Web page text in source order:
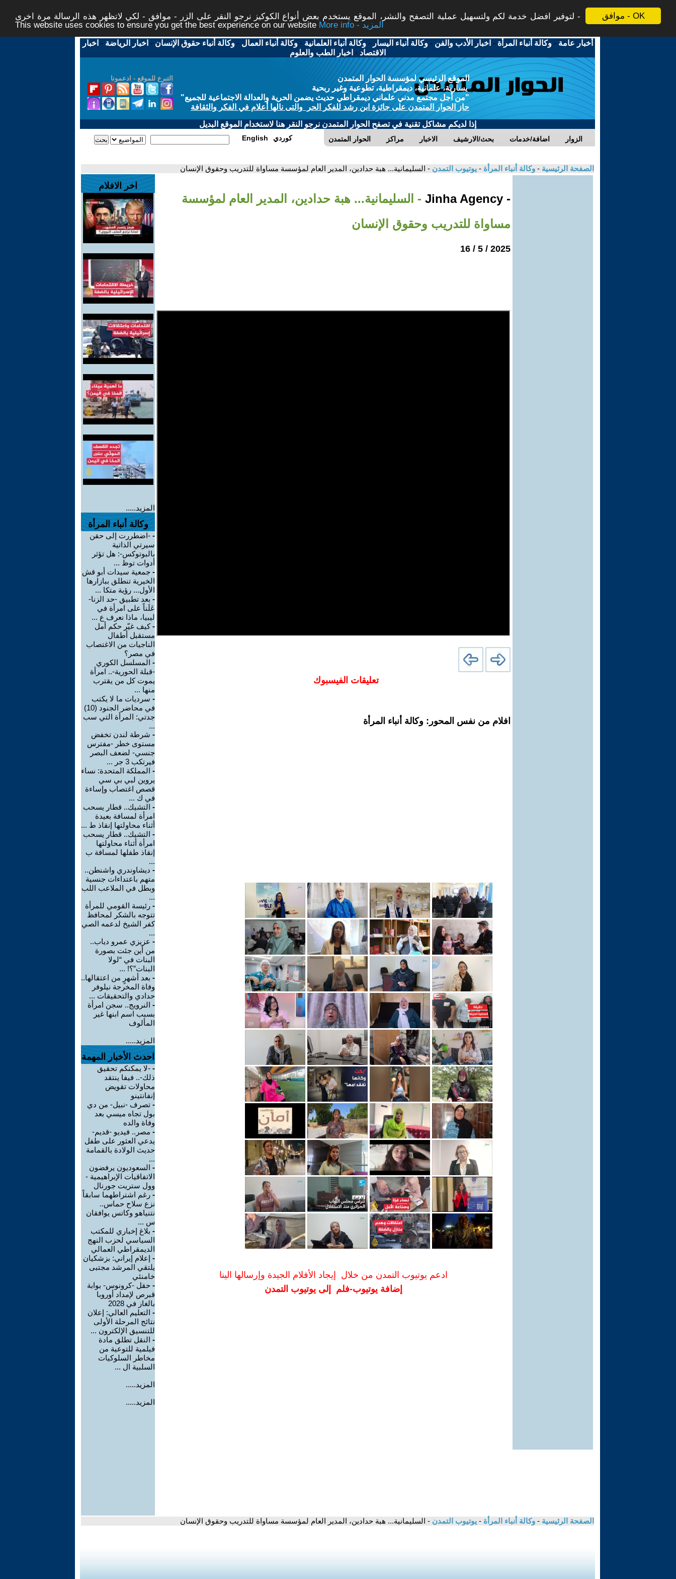
موافق - OK
لتوفير افضل خدمة لكم ولتسهيل عملية التصفح والنشر، الموقع يستخدم بعض أنواع الكوكيز نرجو النقر على الزر - موافق - لكي لاتظهر هذه الرسالة مرة اخرى -
This website uses cookies to ensure you get the best experience on our website
More info - المزيد
أخبار عامة -وكالة أنباء المرأة - اخبار الأدب والفن -وكالة أنباء اليسار -وكالة أنباء العلمانية -وكالة أنباء العمال -وكالة أنباء حقوق الإنسان - اخبار الرياضة - اخبار
الاقتصاد - اخبار الطب والعلوم
التبرع للموقع - ادعمونا
الموقع الرئيسي لمؤسسة الحوار المتمدن
يسارية، علمانية، ديمقراطية، تطوعية وغير ربحية
"من أجل مجتمع مدني علماني ديمقراطي حديث يضمن الحرية والعدالة الاجتماعية للجميع"
حاز الحوار المتمدن على جائزة ابن رشد للفكر الحر والتى نالها أعلام في الفكر والثقافة
إذا لديكم مشاكل تقنية في تصفح الحوار المتمدن نرجو النقر هنا لاستخدام الموقع البديل
الحوار المتمدن مراكز الاخبار بحث/الارشيف اضافة/خدمات الزوار English كوردي
الصفحة الرئيسية - وكالة أنباء المرأة - يوتيوب التمدن - السليمانية... هبة حدادين، المدير العام لمؤسسة مساواة للتدريب وحقوق الإنسان
- Jinha Agency
- السليمانية... هبة حدادين، المدير العام لمؤسسة
مساواة للتدريب وحقوق الإنسان
2025 / 5 / 16
تعليقات الفيسبوك
افلام من نفس المحور: وكالة أنباء المرأة
ادعم يوتيوب التمدن من خلال إيجاد الأفلام الجيدة وإرسالها الينا
إضافة يوتيوب-فلم إلى يوتيوب التمدن
اخر الافلام
المزيد.....
وكالة أنباء المرأة
- -اضطررت إلى حقن
سيرتي الذاتية
بالبوتوكس-: هل تؤثر
أدوات توظ ...
- جمعية سيدات أبو قش
الخيرية تنطلق ببازارها
الأول... رؤية متكا ...
- بعد تطبيق -حد الزنا-
عَلَناً على امرأة في
ليبيا، ماذا نعرف ع ...
-كيف غيّر حكم أمل
مستقبل أطفال
الناجيات من الاغتصاب
في مصر؟
- المسلسل الكوري
-قبلة الحورية-.. امرأة
يموت كل من يقترب
منها ...
- سرديات ما لا يكتب
في محاضر الجنود (10)
جدتي: المرأة التي سب
...
- شرطة لندن تخفض
مستوى خطر -مفترس
جنسي- لضعف البصر
فيرتكب 3 جر ...
- المملكة المتحدة: نساء
يروين لبي بي سي
قصص اغتصاب وإساءة
في ك ...
- التشيك.. قطار يسحب
امرأة لمسافة بعيدة
أثناء محاولتها إنقاذ ط ...
- التشيك.. قطار يسحب
امرأة أثناء محاولتها
إنقاذ طفلها لمسافة ب
...
- ديشاوندري واشنطن..
متهم باعتداءات جنسية
وبطل في الملاعب اللب
...
- رئيسة القومي للمرأة
تتوجه بالشكر لمحافظ
كفر الشيخ لدعمه الصي
...
- عزيزي عمرو دياب..
من أين جئت بصورة
البنات في “لولا
البنات”؟! ...
- بعد أشهرٍ من اعتقالها..
وفاة المخرجة نيلوفر
حدادي والتحقيقات ...
- النرويج.. سجن امرأة
بسبب اسم ابنها غير
المألوف
المزيد.....
احدث الأخبار المهمة
- -لا يمكنكم تحقيق
ذلك-.. فيفا ينتقد
محاولات تقويض
إنفانتينو
- تصرف -نبيل- من دي
بول تجاه ميسي بعد
وفاة والده
- مصر.. فيديو -قديم-
يدعي العثور على طفل
حديث الولادة بالقمامة
...
- السعوديون يرفضون
الاتفاقيات الإبراهيمية -
وول ستريت جورنال
- رغم اشتراطهما سابقاً
نزع سلاح حماس..
نتنياهو وكاتس يوافقان
س ...
- بلاغ إخباري للمكتب
السياسي لحزب النهج
الديمقراطي العمالي
- إعلام إيراني: بزشكيان
يلتقي المرشد مجتبى
خامنئي
- حقل -كرونوس- بوابة
قبرص لإمداد أوروبا
بالغاز في 2028
- التعليم العالي: إعلان
نتائج المرحلة الأولى
للتنسيق الإلكترون ...
- النقل تطلق مادة
فيلمية للتوعية من
مخاطر السلوكيات
السلبية ال ...
المزيد.....
المزيد.....
الصفحة الرئيسية - وكالة أنباء المرأة - يوتيوب التمدن - السليمانية... هبة حدادين، المدير العام لمؤسسة مساواة للتدريب وحقوق الإنسان